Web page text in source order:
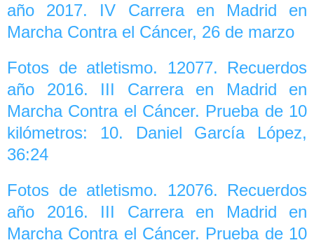
año 2017. IV Carrera en Madrid en
Marcha Contra el Cáncer, 26 de marzo
Fotos de atletismo. 12077. Recuerdos
año 2016. III Carrera en Madrid en
Marcha Contra el Cáncer. Prueba de 10
kilómetros: 10. Daniel García López,
36:24
Fotos de atletismo. 12076. Recuerdos
año 2016. III Carrera en Madrid en
Marcha Contra el Cáncer. Prueba de 10